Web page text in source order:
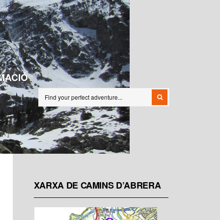
XARXA DE CAMINS D’ABRERA